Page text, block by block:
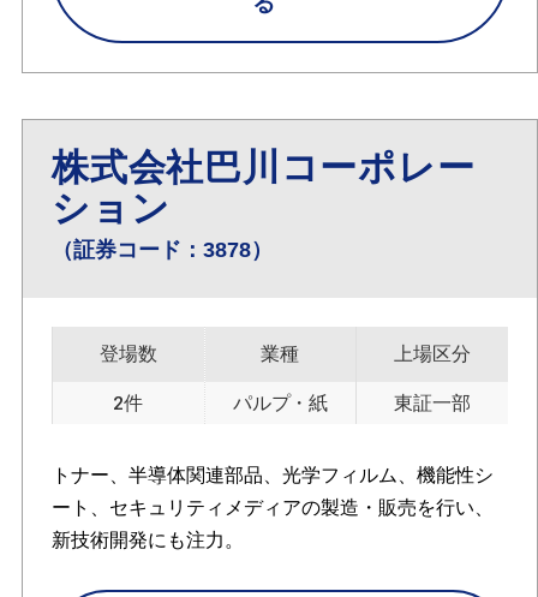
株式会社巴川コーポレー
ション
（証券コード：3878）
登場数
2件
業種
パルプ・紙
上場区分
東証一部
トナー、半導体関連部品、光学フィルム、機能性シ
ート、セキュリティメディアの製造・販売を行い、
新技術開発にも注力。